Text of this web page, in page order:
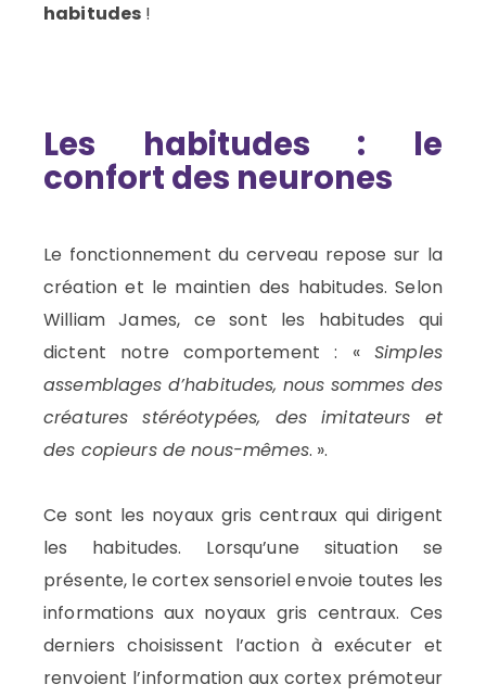
habitudes !
Les habitudes : le
confort des neurones
Le fonctionnement du cerveau repose sur la
création et le maintien des habitudes. Selon
William James, ce sont les habitudes qui
dictent notre comportement : «Simples
assemblages d’habitudes, nous sommes des
créatures stéréotypées, des imitateurs et
des copieurs de nous-mêmes. ».
Ce sont les noyaux gris centraux qui dirigent
les habitudes. Lorsqu’une situation se
présente, le cortex sensoriel envoie toutes les
informations aux noyaux gris centraux. Ces
derniers choisissent l’action à exécuter et
renvoient l’information aux cortex prémoteur